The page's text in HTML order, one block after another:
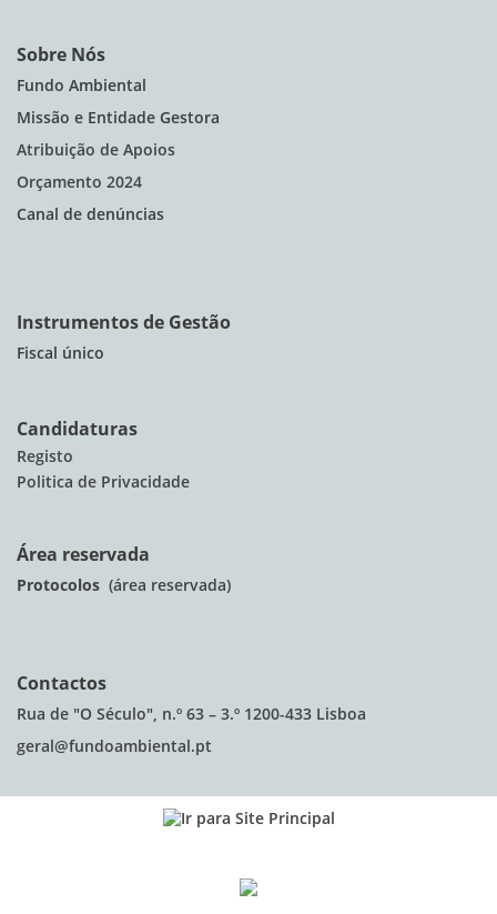
Sobre Nós
Fundo Ambiental
Missão e Entidade Gestora
Atribuição de Apoios
Orçamento 2024
Canal de denúncias
Instrumentos de Gestão
Fiscal único
Candidaturas
Registo
Politica de Privacidade
Área reservada
Protocolos (área reservada)
Contactos
Rua de "O Século", n.º 63 – 3.º 1200-433 Lisboa
geral@fundoambiental.pt